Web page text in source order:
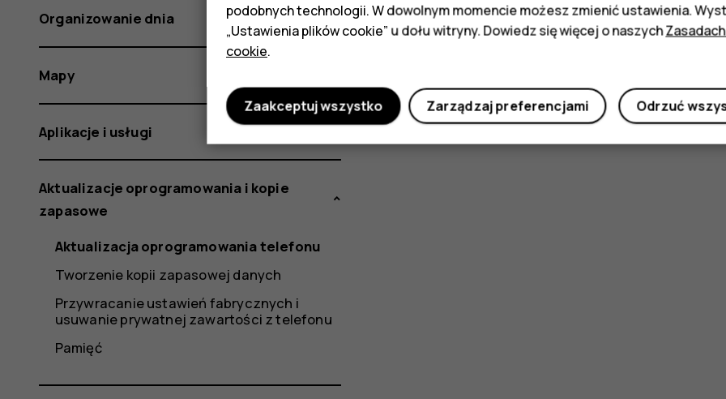
Tak Nie
Organizowanie dnia
Mapy
Aplikacje i usługi
Aktualizacje oprogramowania i kopie
zapasowe
Aktualizacja oprogramowania telefonu
Tworzenie kopii zapasowej danych
Przywracanie ustawień fabrycznych i
usuwanie prywatnej zawartości z telefonu
Pamięć
podobnych technologii. W dowolnym momencie możesz zmienić ustawienia.
„Ustawienia plików cookie” u dołu witryny. Dowiedz się więcej o naszych
cookie.
Odrzuć
Zarządzaj preferencjami
Zaakceptuj wszystko